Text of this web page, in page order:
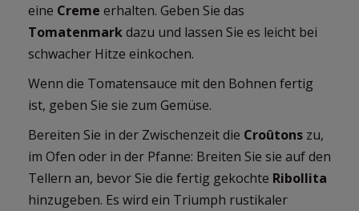
eine Creme erhalten. Geben Sie das
Tomatenmarkdazu und lassen Sie es leicht bei
schwacher Hitze einkochen.
Wenn die Tomatensauce mit den Bohnen fertig
ist, geben Sie sie zum Gemüse.
Bereiten Sie in der Zwischenzeit die Croûtons zu,
im Ofen oder in der Pfanne: Breiten Sie sie auf den
Tellern an, bevor Sie die fertig gekochte Ribollita
hinzugeben. Es wird ein Triumph rustikaler